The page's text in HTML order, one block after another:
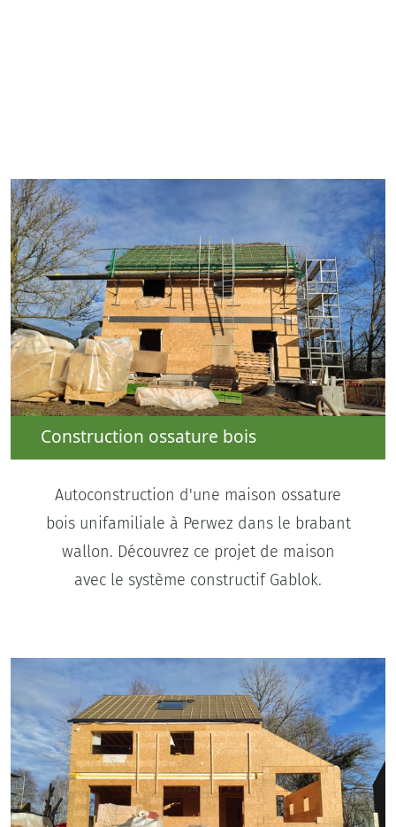
Construction ossature bois
Autoconstruction d'une maison ossature
bois unifamiliale à Perwez dans le brabant
wallon. Découvrez ce projet de maison
avec le système constructif Gablok.